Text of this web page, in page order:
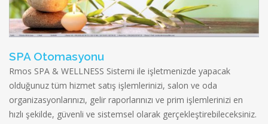
SPA Otomasyonu
Rmos SPA & WELLNESS Sistemi ile işletmenizde yapacak
olduğunuz tüm hizmet satış işlemlerinizi, salon ve oda
organizasyonlarınızı, gelir raporlarınızı ve prim işlemlerinizi en
hızlı şekilde, güvenli ve sistemsel olarak gerçekleştirebileceksiniz.